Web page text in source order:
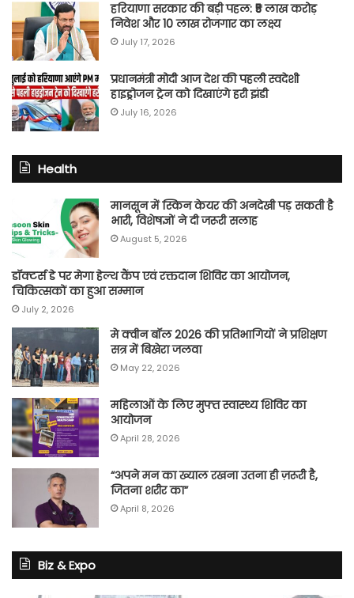
हरियाणा सरकार की बड़ी पहल: ₹5 लाख करोड़
निवेश और 10 लाख रोजगार का लक्ष्य
July 17, 2026
प्रधानमंत्री मोदी आज देश की पहली स्वदेशी
हाइड्रोजन ट्रेन को दिखाएंगे हरी झंडी
July 16, 2026
Health
मानसून में स्किन केयर की अनदेखी पड़ सकती है
भारी, विशेषज्ञों ने दी जरूरी सलाह
August 5, 2026
डॉक्टर्स डे पर मेगा हेल्थ कैंप एवं रक्तदान शिविर का आयोजन,
चिकित्सकों का हुआ सम्मान
July 2, 2026
मे क्वीन बॉल 2026 की प्रतिभागियों ने प्रशिक्षण
सत्र में बिखेरा जलवा
May 22, 2026
महिलाओं के लिए मुफ्त स्वास्थ्य शिविर का
आयोजन
April 28, 2026
“अपने मन का ख्याल रखना उतना ही ज़रूरी है,
जितना शरीर का”
April 8, 2026
Biz & Expo